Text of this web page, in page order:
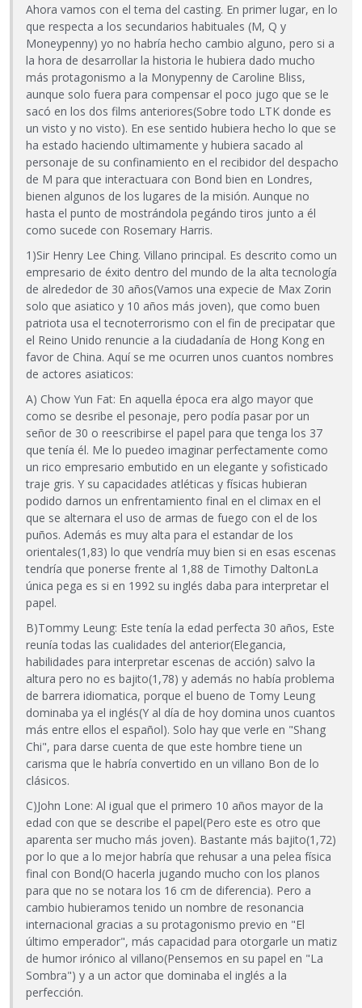
Ahora vamos con el tema del casting. En primer lugar, en lo
que respecta a los secundarios habituales (M, Q y
Moneypenny) yo no habría hecho cambio alguno, pero si a
la hora de desarrollar la historia le hubiera dado mucho
más protagonismo a la Monypenny de Caroline Bliss,
aunque solo fuera para compensar el poco jugo que se le
sacó en los dos films anteriores(Sobre todo LTK donde es
un visto y no visto). En ese sentido hubiera hecho lo que se
ha estado haciendo ultimamente y hubiera sacado al
personaje de su confinamiento en el recibidor del despacho
de M para que interactuara con Bond bien en Londres,
bienen algunos de los lugares de la misión. Aunque no
hasta el punto de mostrándola pegándo tiros junto a él
como sucede con Rosemary Harris.
1)Sir Henry Lee Ching. Villano principal. Es descrito como un
empresario de éxito dentro del mundo de la alta tecnología
de alrededor de 30 años(Vamos una expecie de Max Zorin
solo que asiatico y 10 años más joven), que como buen
patriota usa el tecnoterrorismo con el fin de precipatar que
el Reino Unido renuncie a la ciudadanía de Hong Kong en
favor de China. Aquí se me ocurren unos cuantos nombres
de actores asiaticos:
A) Chow Yun Fat: En aquella época era algo mayor que
como se desribe el pesonaje, pero podía pasar por un
señor de 30 o reescribirse el papel para que tenga los 37
que tenía él. Me lo puedeo imaginar perfectamente como
un rico empresario embutido en un elegante y sofisticado
traje gris. Y su capacidades atléticas y físicas hubieran
podido darnos un enfrentamiento final en el climax en el
que se alternara el uso de armas de fuego con el de los
puños. Además es muy alta para el estandar de los
orientales(1,83) lo que vendría muy bien si en esas escenas
tendría que ponerse frente al 1,88 de Timothy DaltonLa
única pega es si en 1992 su inglés daba para interpretar el
papel.
B)Tommy Leung: Este tenía la edad perfecta 30 años, Este
reunía todas las cualidades del anterior(Elegancia,
habilidades para interpretar escenas de acción) salvo la
altura pero no es bajito(1,78) y además no había problema
de barrera idiomatica, porque el bueno de Tomy Leung
dominaba ya el inglés(Y al día de hoy domina unos cuantos
más entre ellos el español). Solo hay que verle en "Shang
Chi", para darse cuenta de que este hombre tiene un
carisma que le habría convertido en un villano Bon de lo
clásicos.
C)John Lone: Al igual que el primero 10 años mayor de la
edad con que se describe el papel(Pero este es otro que
aparenta ser mucho más joven). Bastante más bajito(1,72)
por lo que a lo mejor habría que rehusar a una pelea física
final con Bond(O hacerla jugando mucho con los planos
para que no se notara los 16 cm de diferencia). Pero a
cambio hubieramos tenido un nombre de resonancia
internacional gracias a su protagonismo previo en "El
último emperador", más capacidad para otorgarle un matiz
de humor irónico al villano(Pensemos en su papel en "La
Sombra") y a un actor que dominaba el inglés a la
perfección.